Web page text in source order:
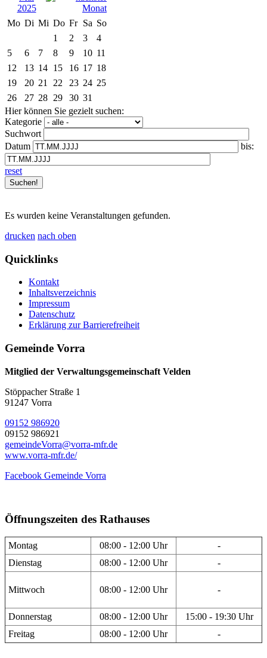
2025
Mo Di Mi Do Fr Sa So
1
2 3
4
5
6 7 8 9 10 11
12
13 14 15 16 17 18
19
20 21 22 23 24 25
26
27 28 29 30 31
Hier können Sie gezielt suchen:
Kategorie
Suchwort
Datum
bis:
reset
Es wurden keine Veranstaltungen gefunden.
drucken nach oben
Quicklinks
Kontakt
Inhaltsverzeichnis
Impressum
Datenschutz
Erklärung zur Barrierefreiheit
Gemeinde Vorra
Mitglied der Verwaltungsgemeinschaft Velden
Stöppacher Straße 1
91247 Vorra
09152 986920
09152 986921
gemeindeVorra@vorra-mfr.de
www.vorra-mfr.de/
Facebook Gemeinde Vorra
Öffnungszeiten des Rathauses
Montag 08:00 - 12:00 Uhr
-
Dienstag
08:00 - 12:00 Uhr -
Mittwoch 08:00 - 12:00 Uhr -
Donnerstag 08:00 - 12:00 Uhr
15:00 - 19:30 Uhr
Freitag
08:00 - 12:00 Uhr -